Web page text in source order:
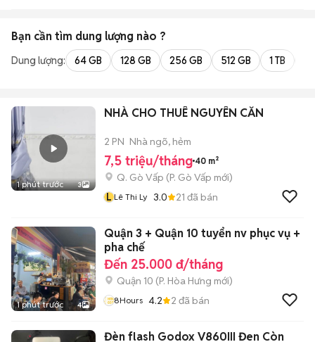
Bạn cần tìm dung lượng nào ?
Dung lượng: 64 GB 128 GB 256 GB 512 GB 1 TB
1 phút trước 3
NHÀ CHO THUÊ NGUYÊN CĂN
2 PN Nhà ngõ, hẻm
7,5 triệu/tháng 40 m²
Q. Gò Vấp (P. Gò Vấp mới)
L Lê Thi Ly 3.0 21 đã bán
1 phút trước 4
Quận 3 + Quận 10 tuyển nv phục vụ +
pha chế
Đến 25.000 đ/tháng
Quận 10 (P. Hòa Hưng mới)
8Hours 4.2 2 đã bán
Đèn flash Godox V860III Đen Còn